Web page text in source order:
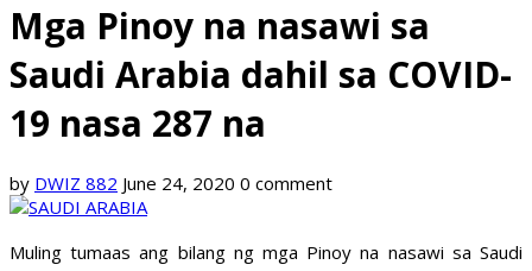
Mga Pinoy na nasawi sa
Saudi Arabia dahil sa COVID-
19 nasa 287 na
by DWIZ 882 June 24, 2020 0 comment
Muling tumaas ang bilang ng mga Pinoy na nasawi sa Saudi